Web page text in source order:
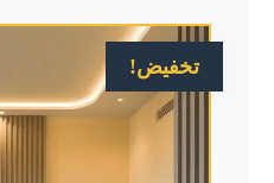
تخفيض!